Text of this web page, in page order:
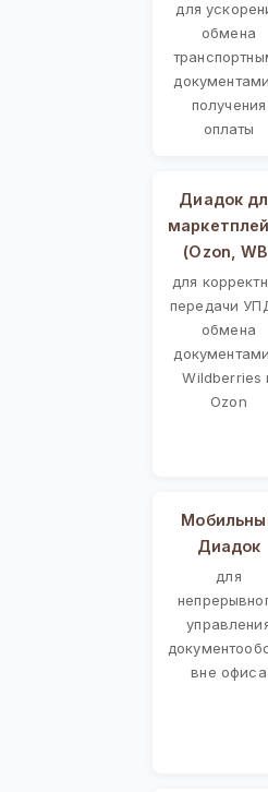
для
обмена
получения
оплаты
Диадок
(Ozon,
для
передачи
обмена
Wildberries
Ozon
Диадок
для
вне офиса